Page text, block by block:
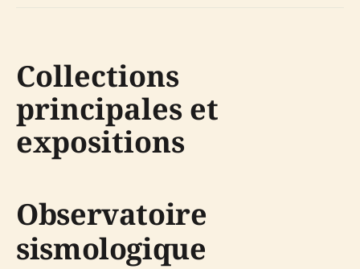
Collections
principales et
expositions
Observatoire
sismologique